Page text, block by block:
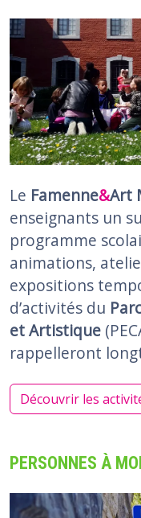
Le Famenne&Art
enseignants un
programme
animations,
expositions
d’activités du
et Artistique
rappelleront
Découvrir les
PERSONNES À